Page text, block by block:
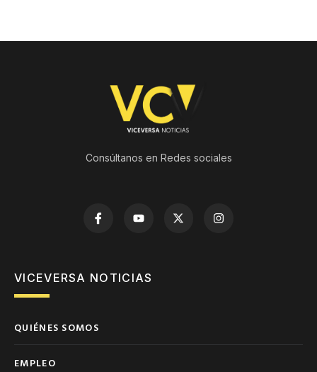
Consúltanos en Redes sociales
VICEVERSA NOTICIAS
QUIÉNES SOMOS
EMPLEO